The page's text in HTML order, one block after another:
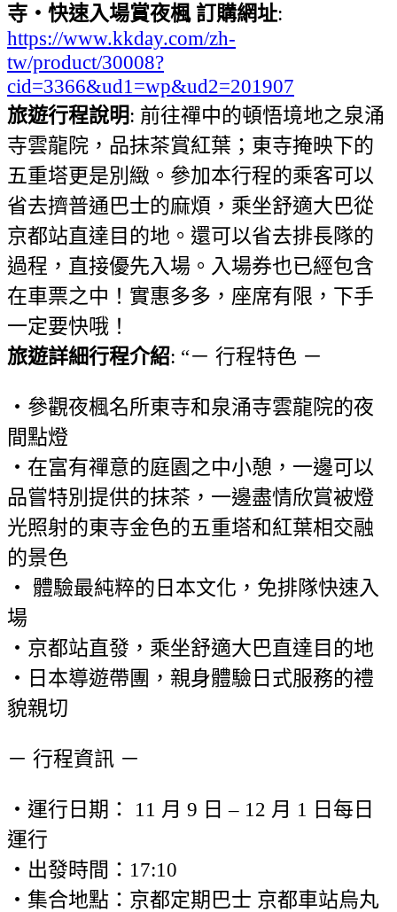
寺・快速入場賞夜楓 訂購網址:
https://www.kkday.com/zh-
tw/product/30008?
cid=3366&ud1=wp&ud2=201907
旅遊行程說明: 前往禪中的頓悟境地之泉涌
寺雲龍院，品抹茶賞紅葉；東寺掩映下的
五重塔更是別緻。參加本行程的乘客可以
省去擠普通巴士的麻煩，乘坐舒適大巴從
京都站直達目的地。還可以省去排長隊的
過程，直接優先入場。入場券也已經包含
在車票之中！實惠多多，座席有限，下手
一定要快哦！
旅遊詳細行程介紹: “－ 行程特色 －
・參觀夜楓名所東寺和泉涌寺雲龍院的夜
間點燈
・在富有禪意的庭園之中小憩，一邊可以
品嘗特別提供的抹茶，一邊盡情欣賞被燈
光照射的東寺金色的五重塔和紅葉相交融
的景色
・ 體驗最純粹的日本文化，免排隊快速入
場
・京都站直發，乘坐舒適大巴直達目的地
・日本導遊帶團，親身體驗日式服務的禮
貌親切
－ 行程資訊 －
・運行日期： 11 月 9 日 – 12 月 1 日每日
運行
・出發時間：17:10
・集合地點：京都定期巴士 京都車站烏丸